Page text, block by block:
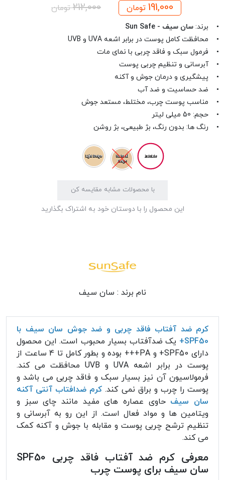
191,000 تومان 212,000تومان
• برند: سان سیف - Sun Safe
• محافظت کامل پوست در برابر اشعه UVA و UVB
• فرمول سبک و فاقد چربی با نمای مات
• آبرسانی و تنظیم چربی پوست
• پیشگیری و درمان جوش و آکنه
• ضد حساسیت و ضد آب
• مناسب پوست چرب، مختلط، مستعد جوش
• حجم: 50 میلی لیتر
• رنگ ها: بدون رنگ، بژ طبیعی، بژ روشن
Invisible
Natural
Beige
Light Beige
با محصولات مشابه مقایسه کن
این محصول را با دوستان خود به اشتراک بگذارید
نام برند : سان سیف
کرم ضد آفتاب فاقد چربی و ضد جوش سان سیف با
SPF50+
یک ضدآفتاب بسیار محبوب است. این محصول
دارای SPF50+ و PA+++ بوده و بطور کامل تا 4 ساعت از
پوست در برابر اشعه UVA و UVB محافظت می کند.
فرمولاسیون آن نیز بسیار سبک و فاقد چربی می باشد و
پوست را چرب و براق نمی کند. کرم ضدافتاب آنتی آکنه
سان سیفحاوی عصاره های مفید مانند چای سبز و
ویتامین ها و مواد فعال است. از این رو به آبرسانی و
تنظیم ترشح چربی پوست و مقابله با جوش و آکنه کمک
می کند.
معرفی کرم ضد آفتاب فاقد چربی SPF50
سان سیف برای پوست چرب